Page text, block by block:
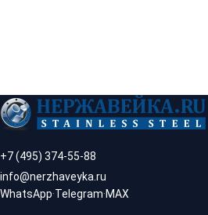
+7 (495) 374-55-88
info@nerzhaveyka.ru
WhatsApp·Telegram·MAX